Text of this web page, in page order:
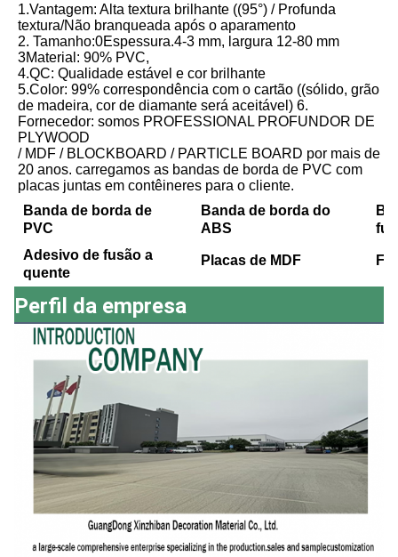
1.Vantagem: Alta textura brilhante ((95°) / Profunda
textura/Não branqueada após o aparamento
2. Tamanho:0Espessura.4-3 mm, largura 12-80 mm
3Material: 90% PVC,
4.QC: Qualidade estável e cor brilhante
5.Color: 99% correspondência com o cartão ((sólido, grão
de madeira, cor de diamante será aceitável) 6.
Fornecedor: somos PROFESSIONAL PROFUNDOR DE
PLYWOOD
/ MDF / BLOCKBOARD / PARTICLE BOARD por mais de
20 anos. carregamos as bandas de borda de PVC com
placas juntas em contêineres para o cliente.
Banda de borda de
PVC
Banda de borda do
ABS
Adesivo de fusão a
quente
Placas de MDF
Perfil da empresa